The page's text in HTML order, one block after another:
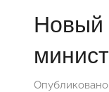
Новый
Опубликовано